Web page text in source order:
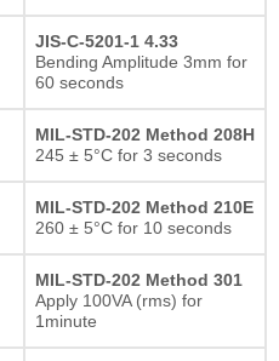
JIS-C-5201-1 4.33
Bending Amplitude 3mm for
60 seconds
MIL-STD-202 Method 208H
245 ± 5°C for 3 seconds
MIL-STD-202 Method 210E
260 ± 5°C for 10 seconds
MIL-STD-202 Method 301
Apply 100VA (rms) for
1minute